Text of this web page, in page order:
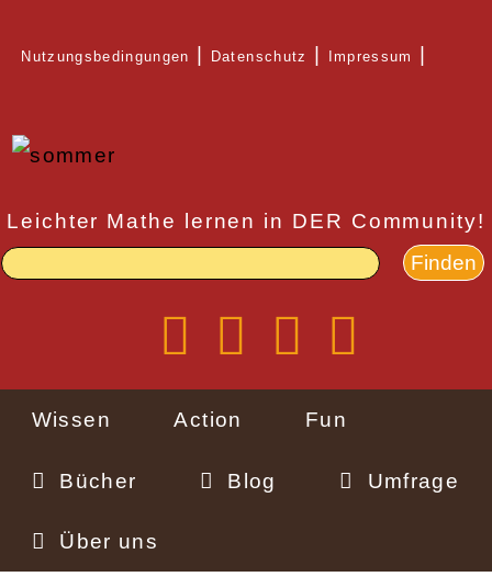
zum
Nutzungsbedingungen Datenschutz Impressum
Leichter Mathe lernen in DER Community!
Wissen Action Fun
Bücher Blog Umfrage
Über uns